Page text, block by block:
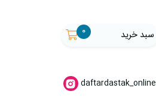
سبد خرید ۰
daftardastak_online